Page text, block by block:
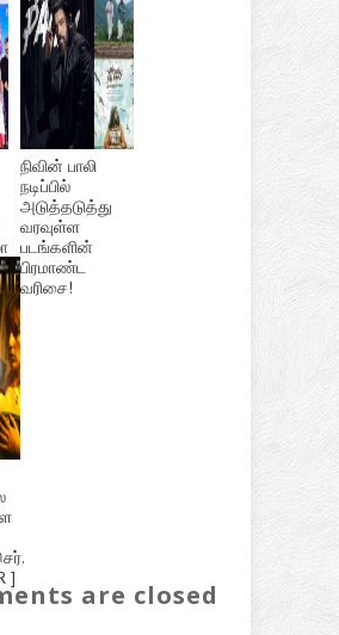
நிவின் பாலி
நடிப்பில்
அடுத்தடுத்து
வரவுள்ள
படங்களின்
பிரமாண்ட
வரிசை!
]
are closed